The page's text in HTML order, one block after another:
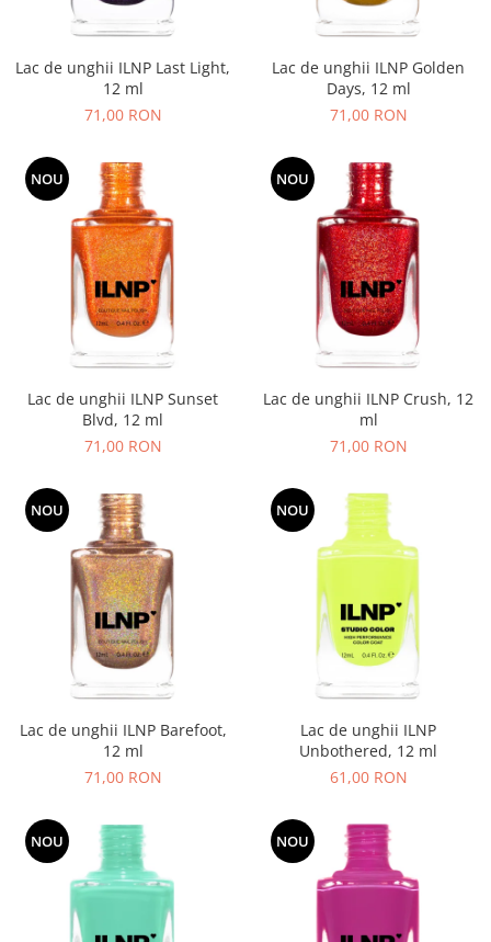
Lac de unghii ILNP Last Light,
12 ml
71,00 RON
Lac de unghii ILNP Golden
Days, 12 ml
71,00 RON
NOU
Lac de unghii ILNP Sunset
Blvd, 12 ml
71,00 RON
NOU
Lac de unghii ILNP Crush, 12
ml
71,00 RON
NOU
Lac de unghii ILNP Barefoot,
12 ml
71,00 RON
NOU
Lac de unghii ILNP
Unbothered, 12 ml
61,00 RON
NOU NOU